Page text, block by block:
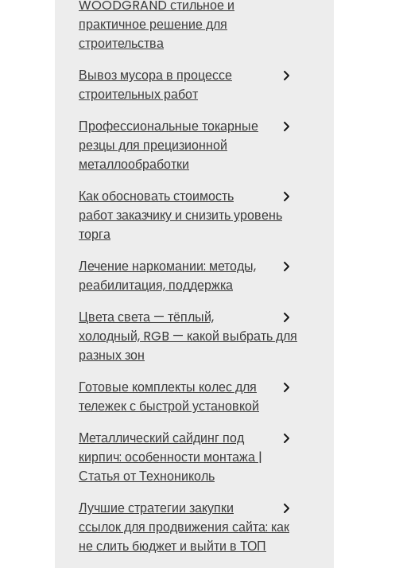
WOODGRAND стильное и
практичное решение для
строительства
Вывоз мусора в процессе
строительных работ
Профессиональные токарные
резцы для прецизионной
металлообработки
Как обосновать стоимость
работ заказчику и снизить уровень
торга
Лечение наркомании: методы,
реабилитация, поддержка
Цвета света — тёплый,
холодный, RGB — какой выбрать для
разных зон
Готовые комплекты колес для
тележек с быстрой установкой
Металлический сайдинг под
кирпич: особенности монтажа |
Статья от Технониколь
Лучшие стратегии закупки
ссылок для продвижения сайта: как
не слить бюджет и выйти в ТОП